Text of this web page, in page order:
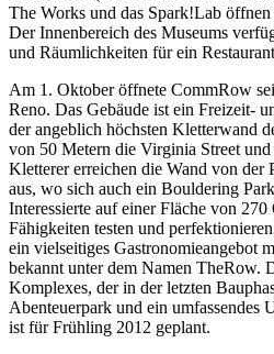
The Works und das Spark!Lab
Der Innenbereich des Museums
und Räumlichkeiten für ein
Am 1. Oktober öffnete CommRow
Reno. Das Gebäude ist ein Freizeit-
der angeblich höchsten Kletterwand
von 50 Metern die Virginia Street
Kletterer erreichen die Wand von der
aus, wo sich auch ein Bouldering
Interessierte auf einer Fläche von 270
Fähigkeiten testen und
ein vielseitiges Gastronomieangebot
bekannt unter dem Namen TheRow.
Komplexes, der in der letzten
Abenteuerpark und ein umfassendes
ist für Frühling 2012 geplant.